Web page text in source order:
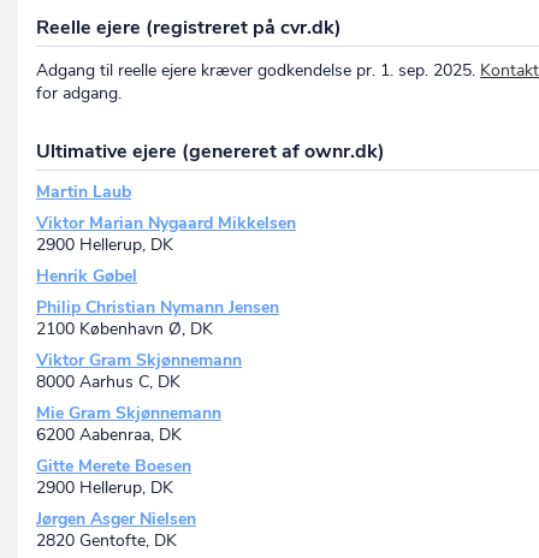
Reelle ejere (registreret på cvr.dk)
Adgang til reelle ejere kræver godkendelse pr. 1. sep. 2025.
for adgang.
Ultimative ejere (genereret af ownr.dk)
Martin Laub
Viktor Marian Nygaard Mikkelsen
2900 Hellerup, DK
Henrik Gøbel
Philip Christian Nymann Jensen
2100 København Ø, DK
Viktor Gram Skjønnemann
8000 Aarhus C, DK
Mie Gram Skjønnemann
6200 Aabenraa, DK
Gitte Merete Boesen
2900 Hellerup, DK
Jørgen Asger Nielsen
2820 Gentofte, DK